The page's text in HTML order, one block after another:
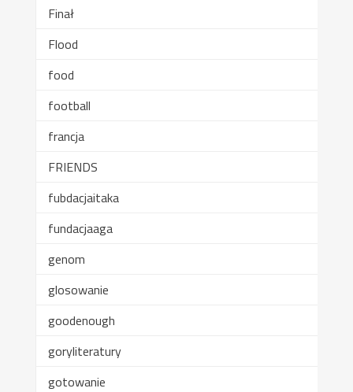
Finał
Flood
food
football
francja
FRIENDS
fubdacjaitaka
fundacjaaga
genom
glosowanie
goodenough
goryliteratury
gotowanie